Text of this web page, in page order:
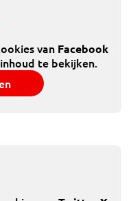
van Facebook
te bekijken.